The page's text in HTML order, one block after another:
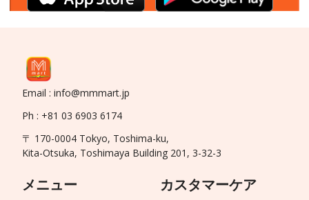
Email : info@mmmart.jp
Ph : +81 03 6903 6174
〒 170-0004 Tokyo, Toshima-ku,
Kita-Otsuka, Toshimaya Building 201, 3-32-3
メニュー カスタマーケア